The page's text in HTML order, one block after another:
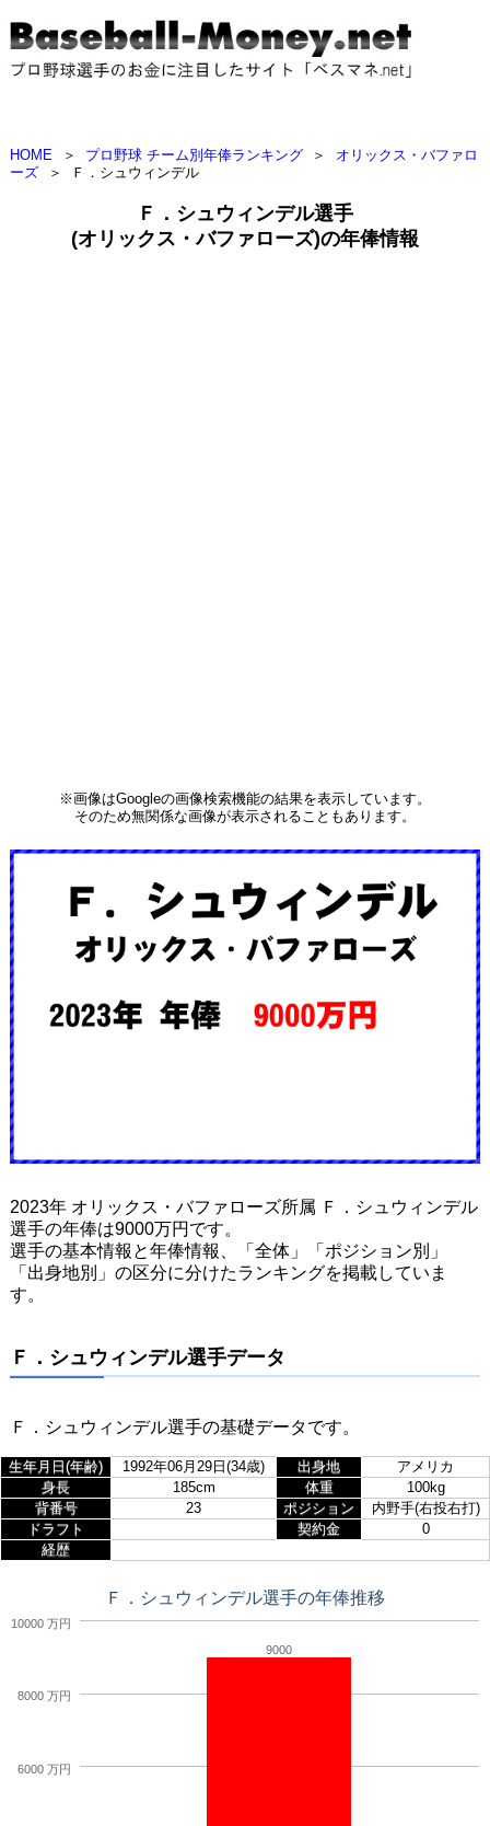
HOME ＞ プロ野球 チーム別年俸ランキング ＞
オリックス・バファロ
ーズ
＞ Ｆ．シュウィンデル
Ｆ．シュウィンデル選手
(オリックス・バファローズ)の年俸情報
※画像はGoogleの画像検索機能の結果を表示しています。
そのため無関係な画像が表示されることもあります。
2023年 オリックス・バファローズ所属 Ｆ．シュウィンデル
選手の年俸は9000万円です。
選手の基本情報と年俸情報、「全体」「ポジション別」
「出身地別」の区分に分けたランキングを掲載していま
す。
Ｆ．シュウィンデル選手データ
Ｆ．シュウィンデル選手の基礎データです。
生年月日(年齢) 1992年06月29日(34歳) 出身地
アメリカ
身長
185cm 体重
100kg
背番号
23 ポジション
内野手(右投右打)
ドラフト
契約金
0
経歴
Ｆ．シュウィンデル選手の年俸推移
9000
6000 万円
8000 万円
10000 万円